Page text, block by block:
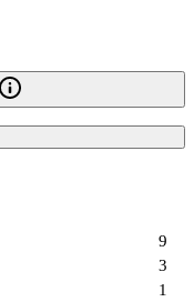
1
3
9